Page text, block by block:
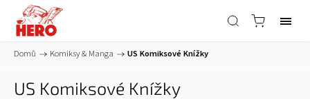
Domů / Komiksy & Manga / US Komiksové Knížky
US Komiksové Knížky